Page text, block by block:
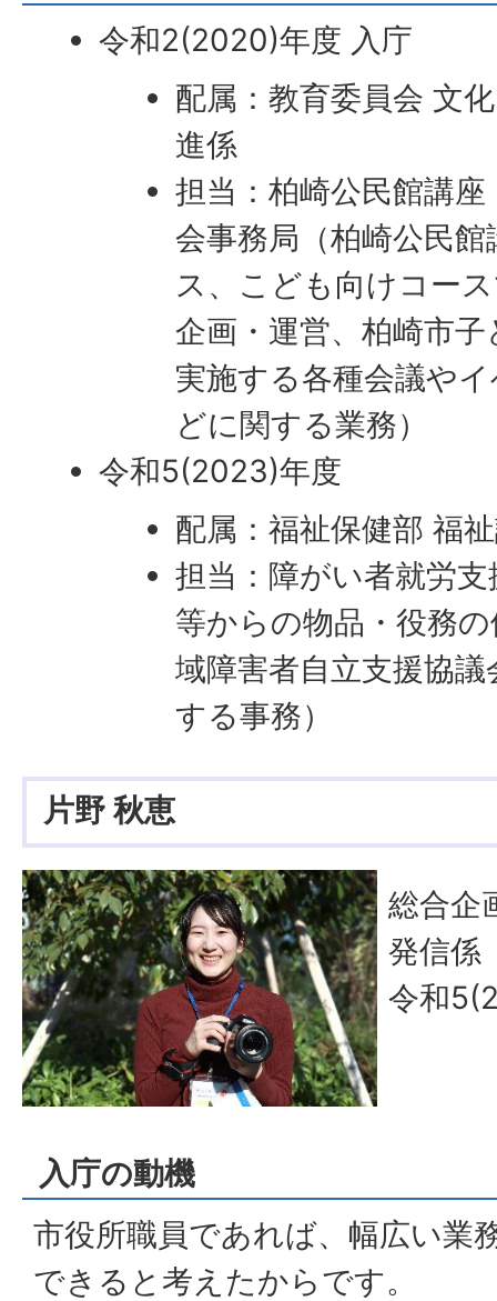
令和2(2020)年度 入庁
配属：教育委員会 文
進係
担当：柏崎公民館講
会事務局（柏崎公民
ス、こども向けコー
企画・運営、柏崎市
実施する各種会議や
どに関する業務）
令和5(2023)年度
配属：福祉保健部 福
担当：障がい者就労
等からの物品・役務
域障害者自立支援協
する事務）
片野 秋恵
総合企
発信係
令和
入庁の動機
市役所職員であれば、幅広い業
できると考えたからです。